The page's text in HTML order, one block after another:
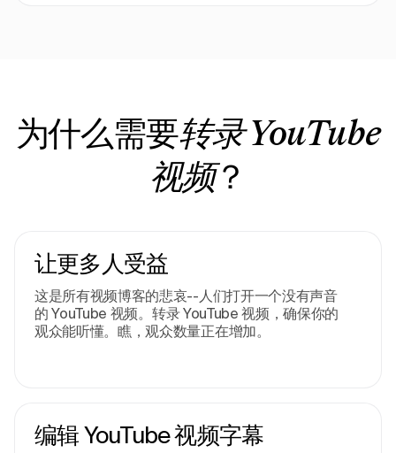
为什么需要转录 YouTube
视频？
让更多人受益
这是所有视频博客的悲哀--人们打开一个没有声音
的 YouTube 视频。转录 YouTube 视频，确保你的
观众能听懂。瞧，观众数量正在增加。
编辑 YouTube 视频字幕